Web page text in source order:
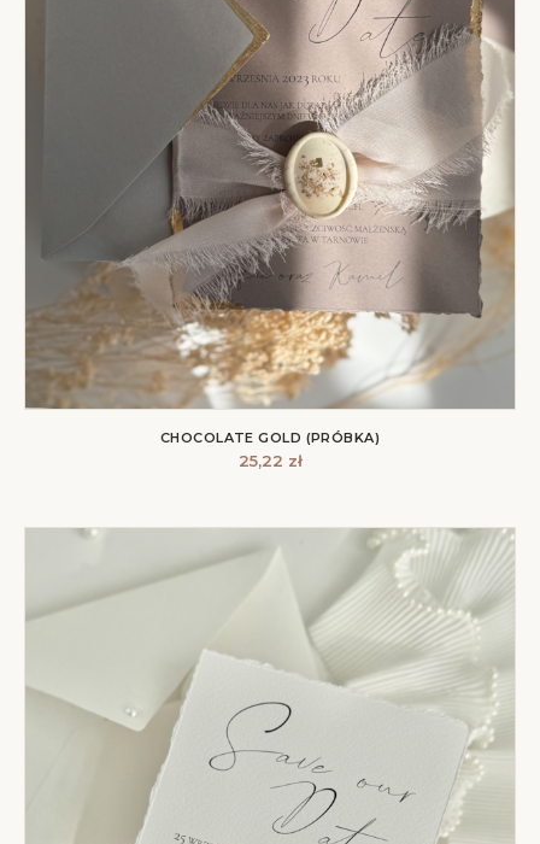
CHOCOLATE GOLD (PRÓBKA)
25,22 zł